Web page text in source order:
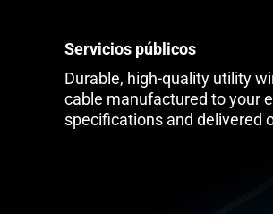
Servicios públicos
Durable, high-quality utility
cable manufactured to your
specifications and delivered